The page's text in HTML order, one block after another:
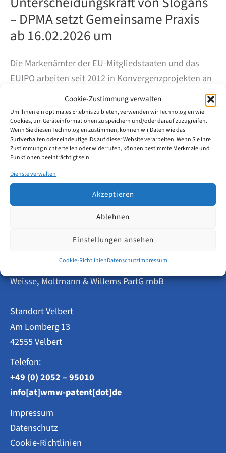
Cookie-Zustimmung verwalten
Um Ihnen ein optimales Erlebnis zu bieten, verwenden wir Technologien wie
Cookies, um Geräteinformationen zu speichern und/oder darauf zuzugreifen.
Wenn Sie diesen Technologien zustimmen, können wir Daten wie das
Surfverhalten oder eindeutige IDs auf dieser Website verarbeiten. Wenn Sie Ihre
Zustimmung nicht erteilen oder widerrufen, können bestimmte Merkmale und
Funktionen beeinträchtigt sein.
Dienste verwalten
Akzeptieren
Ablehnen
Einstellungen ansehen
Cookie-RichtlinienDatenschutzImpressum
– DPMA setzt Gemeinsame Praxis
ab 16.02.2026 um
Die Markenämter der EU-Mitgliedstaaten und das
EUIPO arbeiten seit 2012 in Konvergenzprojekten an
einer möglichst einheitlichen Entscheidungspraxis.
Das Konvergenzprojekt 17 (KP17/CP17) befasst sich
mit der Frage, wann Slogans als Marke
unterscheidungskräftig sind und welche Faktoren
dabei typischerweise eine Rolle spielen.
Unterscheidungskraft
Slogans
Gemeinsame
16.02.2026
um
Weiterlesen
Patentanwälte
Weisse, Moltmann & Willems PartG mbB
Standort Velbert
Am Lomberg 13
42555 Velbert
Telefon:
+49 (0) 2052 – 95010
info[at]wmw-patent[dot]de
Impressum
Datenschutz
Cookie-Richtlinien